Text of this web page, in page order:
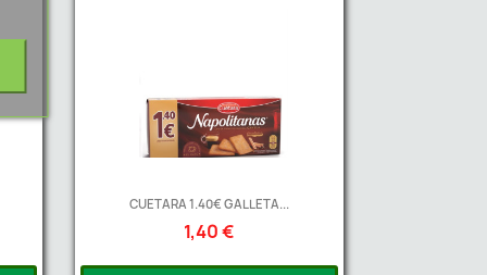
CUETARA 1.40€ GALLETA...
1,40 €